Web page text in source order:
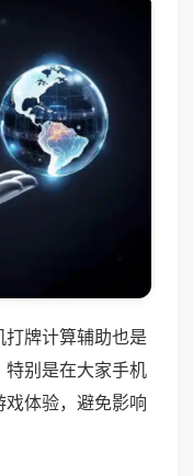
牌计算辅助也是
特别是在大家手机
体验，避免影响